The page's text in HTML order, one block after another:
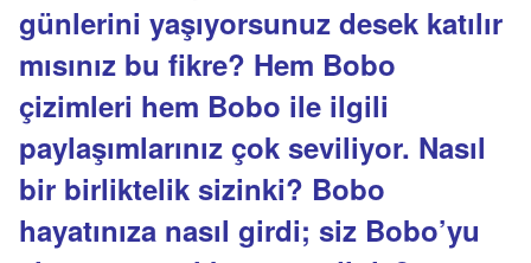
günlerini yaşıyorsunuz desek katılır
mısınız bu fikre? Hem Bobo
çizimleri hem Bobo ile ilgili
paylaşımlarınız çok seviliyor. Nasıl
bir birliktelik sizinki? Bobo
hayatınıza nasıl girdi; siz Bobo’yu